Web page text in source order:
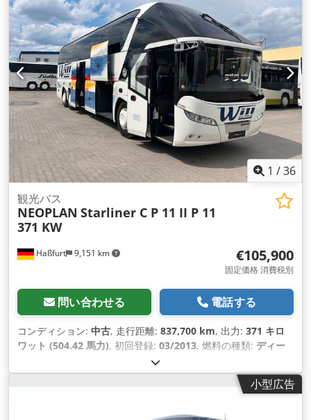
1 /36
Haßfurt 9,151 km
観光バス
NEOPLAN Starliner C P 11 II P 11
371 KW
€105,900
固定価格 消費税別
問い合わせる 電話する
コンディション: 中古, 走行距離: 837,700 km, 出力: 371 キロ
ワット (504.42 馬力), 初回登録: 03/2013, 燃料の種類: ディー
オートマチック
ロ5, 色:白色, ブレーキ:リターダ, 装備:ABS（アンチロック・
ブレーキ・システム）, エアコン, ナビゲーションシステム, バ
小型広告